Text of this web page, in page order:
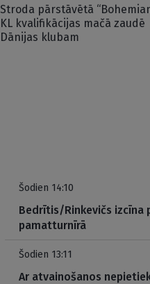
Stroda pārstāvētā
KL kvalifikācijas mačā zaudē
Dānijas klubam
Šodien 14:10
Bedrītis/Rinkevičs izcīna
pamatturnīrā
Šodien 13:11
Ar atvainošanos